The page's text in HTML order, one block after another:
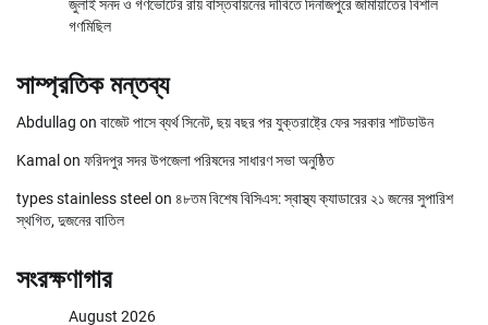
জুলাই সনদ ও গণভোটের রায় বাস্তবায়নের দাবিতে দিনাজপুরে জামায়াতের বিশাল
গণমিছিল
সাম্প্রতিক মন্তব্য
Abdullag on বাজেট পাসে ব্যর্থ সিনেট, ছয় বছর পর যুক্তরাষ্ট্রে ফের সরকার শাটডাউন
Kamal on ফরিদপুর সদর উপজেলা পরিষদের সাধারণ সভা অনুষ্ঠিত
types stainless steel on ৪৮তম বিশেষ বিসিএস: স্বাস্থ্য ক্যাডারের ২১ জনের সুপারিশ
স্থগিত, দুজনের বাতিল
সংরক্ষণাগার
August 2026